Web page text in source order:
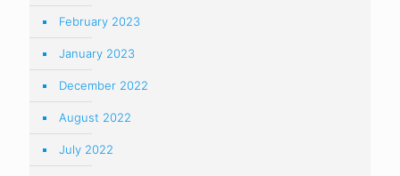
February 2023
January 2023
December 2022
August 2022
July 2022